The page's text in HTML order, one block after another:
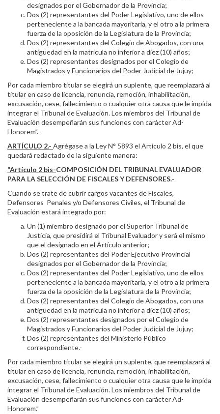
designados por el Gobernador de la Provincia;
Dos (2) representantes del Poder Legislativo, uno de ellos
perteneciente a la bancada mayoritaria, y el otro a la primera
fuerza de la oposición de la Legislatura de la Provincia;
Dos (2) representantes del Colegio de Abogados, con una
antigüedad en la matrícula no inferior a diez (10) años;
Dos (2) representantes designados por el Colegio de
Magistrados y Funcionarios del Poder Judicial de Jujuy;
Por cada miembro titular se elegirá un suplente, que reemplazará al
titular en caso de licencia, renuncia, remoción, inhabilitación,
excusación, cese, fallecimiento o cualquier otra causa que le impida
integrar el Tribunal de Evaluación. Los miembros del Tribunal de
Evaluación desempeñarán sus funciones con carácter Ad-
Honorem”.-
ARTÍCULO 2.- Agrégase a la Ley N° 5893 el Artículo 2 bis, el que
quedará redactado de la siguiente manera:
“Artículo 2 bis-COMPOSICIÓN DEL TRIBUNAL EVALUADOR
PARA LA SELECCIÓN DE FISCALES Y DEFENSORES.-
Cuando se trate de cubrir cargos vacantes de Fiscales,
Defensores Penales y/o Defensores Civiles, el Tribunal de
Evaluación estará integrado por:
Un (1) miembro designado por el Superior Tribunal de
Justicia, que presidirá el Tribunal Evaluador y será el mismo
que el designado en el Artículo anterior;
Dos (2) representantes del Poder Ejecutivo Provincial
designados por el Gobernador de la Provincia;
Dos (2) representantes del Poder Legislativo, uno de ellos
perteneciente a la bancada mayoritaria, y el otro a la primera
fuerza de la oposición de la Legislatura de la Provincia;
Dos (2) representantes del Colegio de Abogados, con una
antigüedad en la matrícula no inferior a diez (10) años;
Dos (2) representantes designados por el Colegio de
Magistrados y Funcionarios del Poder Judicial de Jujuy;
Dos (2) representantes del Ministerio Público
correspondiente.-
Por cada miembro titular se elegirá un suplente, que reemplazará al
titular en caso de licencia, renuncia, remoción, inhabilitación,
excusación, cese, fallecimiento o cualquier otra causa que le impida
integrar el Tribunal de Evaluación. Los miembros del Tribunal de
Evaluación desempeñarán sus funciones con carácter Ad-
Honorem.”